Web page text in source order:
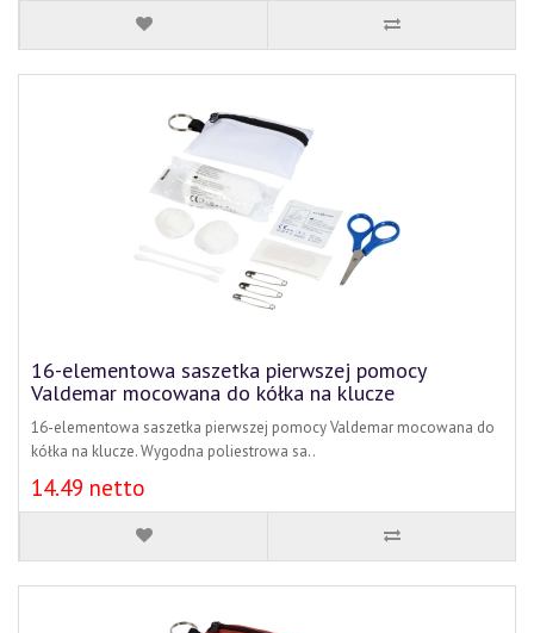
16-elementowa saszetka pierwszej pomocy
Valdemar mocowana do kółka na klucze
16-elementowa saszetka pierwszej pomocy Valdemar mocowana do
kółka na klucze. Wygodna poliestrowa sa..
14.49 netto